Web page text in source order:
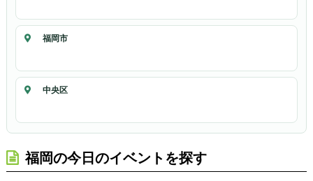
福岡市
中央区
福岡の今日のイベントを探す